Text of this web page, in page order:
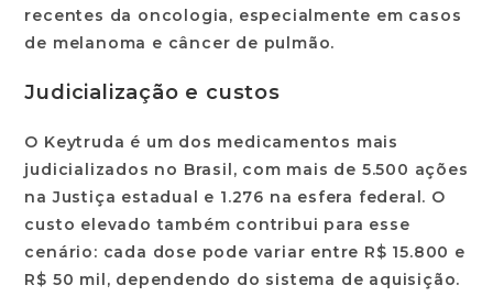
recentes da oncologia, especialmente em casos
de melanoma e câncer de pulmão.
Judicialização e custos
O Keytruda é um dos medicamentos mais
judicializados no Brasil, com mais de 5.500 ações
na Justiça estadual e 1.276 na esfera federal. O
custo elevado também contribui para esse
cenário: cada dose pode variar entre R$ 15.800 e
R$ 50 mil, dependendo do sistema de aquisição.